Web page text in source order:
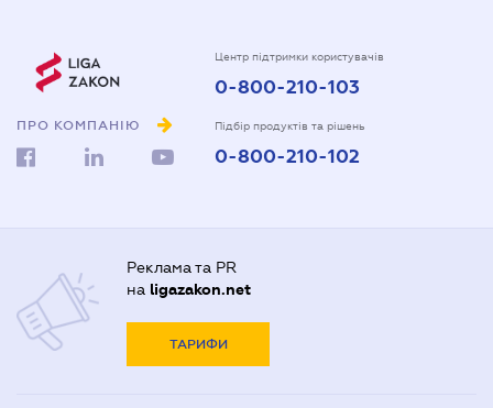
ПРО КОМПАНІЮ
Центр підтримки користувачів
0-800-210-103
Підбір продуктів та рішень
0-800-210-102
Реклама та PR
на ligazakon.net
ТАРИФИ